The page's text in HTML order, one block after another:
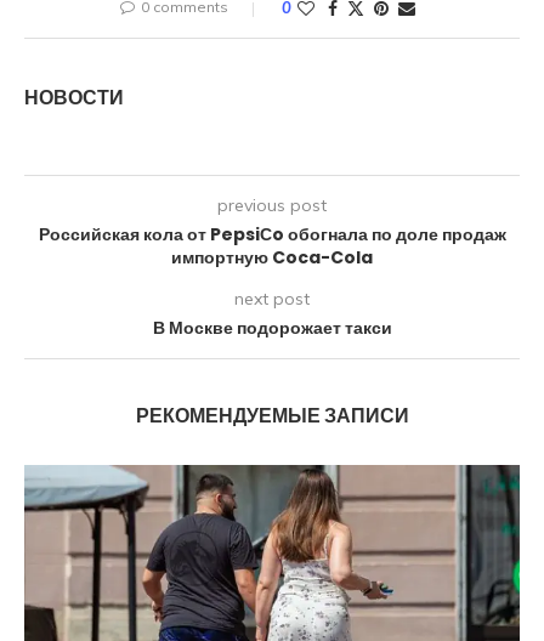
0 comments 0
НОВОСТИ
previous post
Российская кола от PepsiСo обогнала по доле продаж
импортную Coca-Cola
next post
В Москве подорожает такси
РЕКОМЕНДУЕМЫЕ ЗАПИСИ